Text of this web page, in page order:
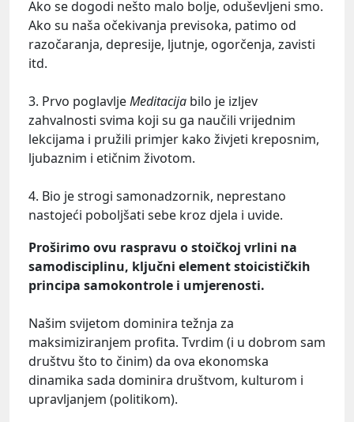
Ako se dogodi nešto malo bolje, oduševljeni smo.
Ako su naša očekivanja previsoka, patimo od
razočaranja, depresije, ljutnje, ogorčenja, zavisti
itd.
3. Prvo poglavljeMeditacija bilo je izljev
zahvalnosti svima koji su ga naučili vrijednim
lekcijama i pružili primjer kako živjeti kreposnim,
ljubaznim i etičnim životom.
4. Bio je strogi samonadzornik, neprestano
nastojeći poboljšati sebe kroz djela i uvide.
Proširimo ovu raspravu o stoičkoj vrlini na
samodisciplinu, ključni element stoicističkih
principa samokontrole i umjerenosti.
Našim svijetom dominira težnja za
maksimiziranjem profita. Tvrdim (i u dobrom sam
društvu što to činim) da ova ekonomska
dinamika sada dominira društvom, kulturom i
upravljanjem (politikom).